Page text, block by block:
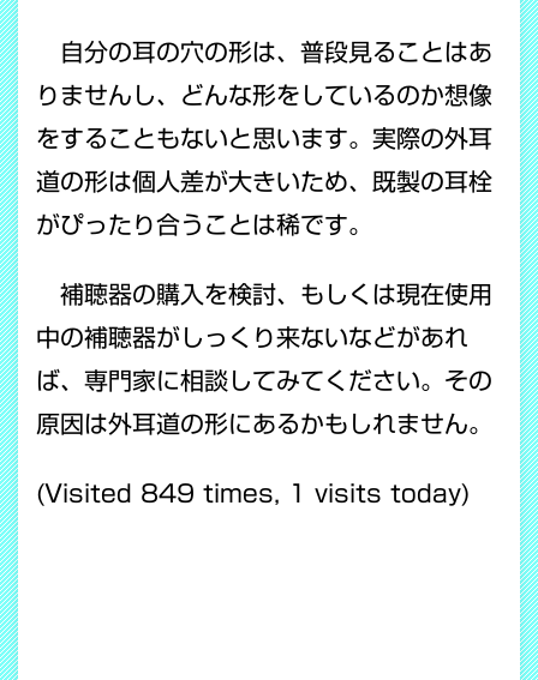
自分の耳の穴の形は、普段見ることはあ
りませんし、どんな形をしているのか想像
をすることもないと思います。実際の外耳
道の形は個人差が大きいため、既製の耳栓
がぴったり合うことは稀です。
補聴器の購入を検討、もしくは現在使用
中の補聴器がしっくり来ないなどがあれ
ば、専門家に相談してみてください。その
原因は外耳道の形にあるかもしれません。
(Visited 849 times, 1 visits today)